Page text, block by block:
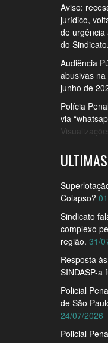
Aviso:
jurídico,
de urgência
do Sindicato.
Audiência
abusivas
junho de
Polícia
via
Colapso?
Sindicato
complexo
região. 31/
Resposta
SINDASP-a
Policial
de São
24/07/2026
Policial